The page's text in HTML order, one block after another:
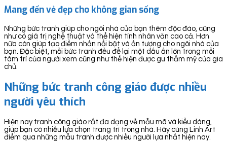
Mang đến vẻ đẹp cho không gian sống
Những bức tranh giúp cho ngôi nhà của bạn thêm độc đáo, cũng
như có giá trị nghệ thuật và thể hiện tính nhân văn cao cả. Hơn
nữa còn giúp tạo điểm nhấn nổi bật và ấn tượng cho ngôi nhà của
bạn. Đặc biệt, mỗi bức tranh đều để lại một dấu ấn lớn trong mỗi
tâm trí của người xem cũng như thể hiện được gu thẩm mỹ của gia
chủ.
Những bức tranh công giáo được nhiều
người yêu thích
Hiện nay tranh công giáo rất đa dạng về mẫu mã và kiểu dáng,
giúp bạn có nhiều lựa chọn trang trí trong nhà. Hãy cùng Linh Art
điểm qua những mẫu tranh được nhiều người lựa nhất hiện nay.